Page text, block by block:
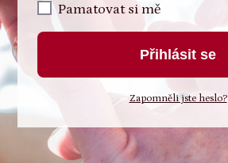
Pamatovat si mě
Přihlásit se
Zapomněli jste heslo?